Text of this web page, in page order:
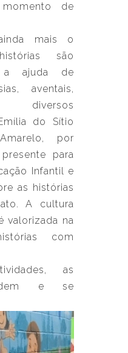
de
mais o
são
a ajuda de
aventais,
do Sítio
por
para
Infantil e
as histórias
A cultura
valorizada na
com
as
e se